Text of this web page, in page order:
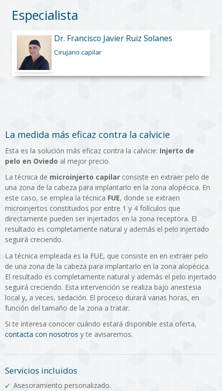
Especialista
Dr. Francisco Javier Ruiz Solanes
Cirujano capilar
La medida más eficaz contra la calvicie
Esta es la solución más eficaz contra la calvicie: Injerto de
pelo en Oviedo al mejor precio.
La técnica de microinjerto capilar consiste en extraer pelo de
una zona de la cabeza para implantarlo en la zona alopécica. En
este caso, se emplea la técnica FUE, donde se extraen
microinjertos constituidos por entre 1 y 4 folículos que
directamente pueden ser injertados en la zona receptora. El
resultado es completamente natural y además el pelo injertado
seguirá creciendo.
La técnica empleada es la FUE, que consiste en en extraer pelo
de una zona de la cabeza para implantarlo en la zona alopécica.
El resultado es completamente natural y además el pelo injertado
seguirá creciendo. Esta intervención se realiza bajo anestesia
local y, a veces, sedación. El proceso durará varias horas, en
función del tamaño de la zona a tratar.
Si te interesa conocer cuándo estará disponible esta oferta,
contacta con nosotros y te avisaremos.
Servicios incluidos
Asesoramiento personalizado.